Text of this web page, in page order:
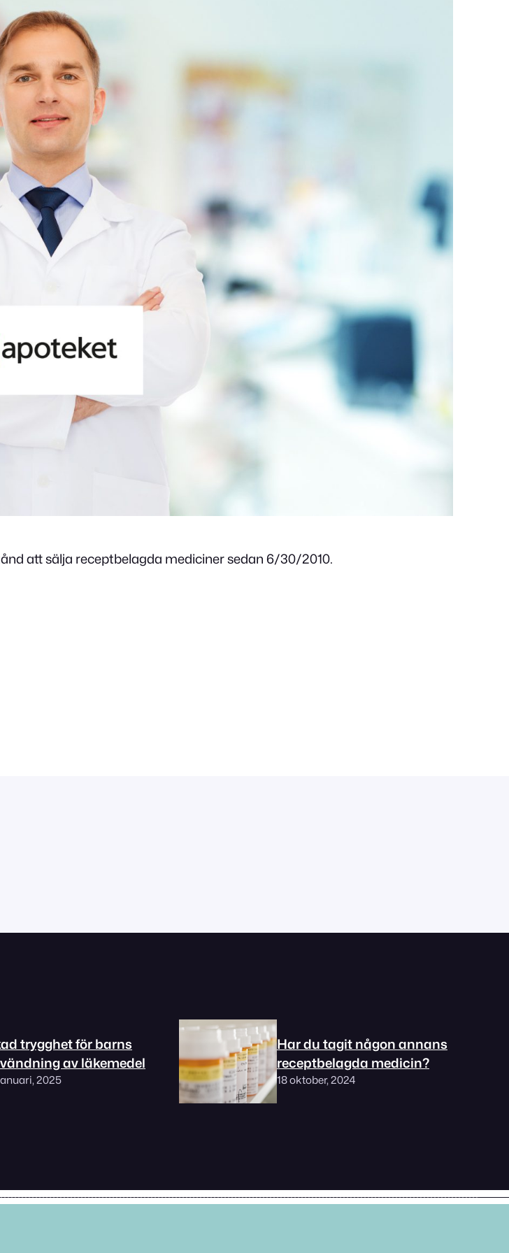
att sälja receptbelagda mediciner sedan 6/30/2010.
trygghet för barns
av läkemedel
2025
Har du tagit någon annans
receptbelagda medicin?
18 oktober, 2024